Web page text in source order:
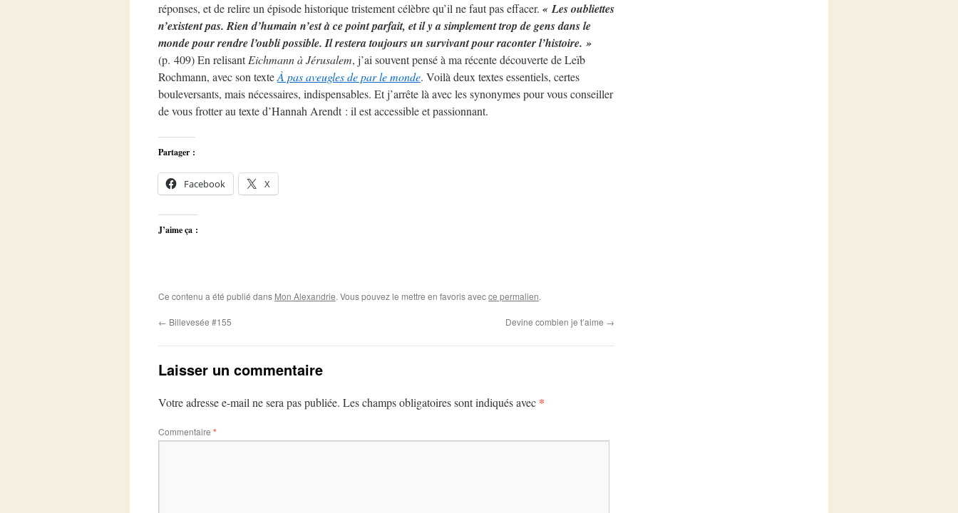
réponses, et de relire un épisode historique tristement célèbre qu’il ne faut pas effacer. « Les oubliettes
n’existent pas. Rien d’humain n’est à ce point parfait, et il y a simplement trop de gens dans le
monde pour rendre l’oubli possible. Il restera toujours un survivant pour raconter l’histoire. »
(p. 409) En relisantEichmann à Jérusalem, j’ai souvent pensé à ma récente découverte de Leïb
Rochmann, avec son texteÀ pas aveugles de par le monde. Voilà deux textes essentiels, certes
bouleversants, mais nécessaires, indispensables. Et j’arrête là avec les synonymes pour vous conseiller
de vous frotter au texte d’Hannah Arendt : il est accessible et passionnant.
Partager :
Facebook X
J’aime ça :
Ce contenu a été publié dans Mon Alexandrie. Vous pouvez le mettre en favoris avecce permalien.
← Billevesée #155 Devine combien je t’aime →
Laisser un commentaire
Votre adresse e-mail ne sera pas publiée. Les champs obligatoires sont indiqués avec *
Commentaire *